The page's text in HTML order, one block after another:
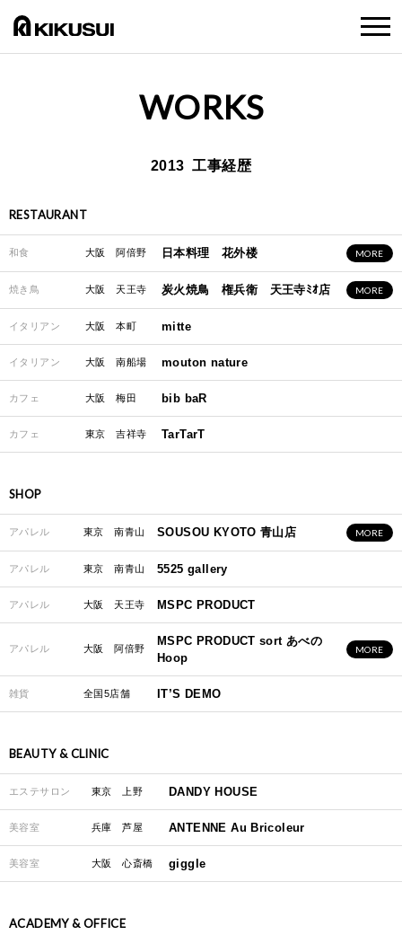
WORKS
2013 工事経歴
RESTAURANT
和食 大阪 阿倍野 日本料理 花外楼 MORE
焼き鳥 大阪 天王寺 炭火焼鳥 権兵衛 天王寺ﾐｵ店 MORE
イタリアン 大阪 本町 mitte
イタリアン 大阪 南船場 mouton nature
カフェ 大阪 梅田 bib baR
カフェ 東京 吉祥寺 TarTarT
SHOP
アパレル 東京 南青山 SOUSOU KYOTO 青山店 MORE
アパレル 東京 南青山 5525 gallery
アパレル 大阪 天王寺 MSPC PRODUCT
アパレル 大阪 阿倍野
MSPC PRODUCT sort あべの
Hoop
MORE
雑貨 全国5店舗 IT’S DEMO
BEAUTY & CLINIC
エステサロン 東京 上野 DANDY HOUSE
美容室 兵庫 芦屋 ANTENNE Au Bricoleur
美容室 大阪 心斎橋 giggle
ACADEMY & OFFICE